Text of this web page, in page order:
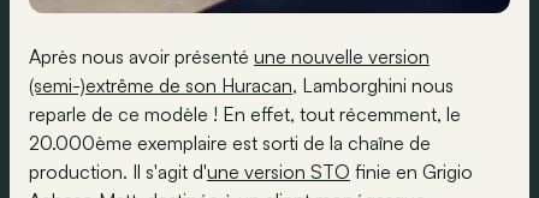
Après nous avoir présenté une nouvelle version
(semi-)extrême de son Huracan, Lamborghini nous
reparle de ce modèle ! En effet, tout récemment, le
20.000ème exemplaire est sorti de la chaîne de
production. Il s'agit d'une version STO finie en Grigio